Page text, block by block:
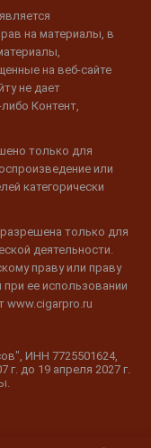
на материалы, в
на веб-сайте
не дает
Контент,
только для
или
категорически
разрешена только для
деятельности.
праву или праву
ее использовании
www.cigarpro.ru
ИНН 7725501624,
г. до 19 апреля 2027 г.